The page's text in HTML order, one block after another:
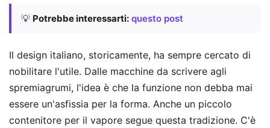
💡 Potrebbe interessarti: questo post
Il design italiano, storicamente, ha sempre cercato di
nobilitare l'utile. Dalle macchine da scrivere agli
spremiagrumi, l'idea è che la funzione non debba mai
essere un'asfissia per la forma. Anche un piccolo
contenitore per il vapore segue questa tradizione. C'è